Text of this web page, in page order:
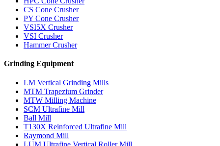
CS Cone Crusher
PY Cone Crusher
VSI5X Crusher
VSI Crusher
Hammer Crusher
Grinding Equipment
LM Vertical Grinding Mills
MTM Trapezium Grinder
MTW Milling Machine
SCM Ultrafine Mill
Ball Mill
T130X Reinforced Ultrafine Mill
Raymond Mill